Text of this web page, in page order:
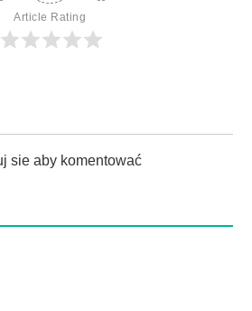
Article Rating
sie aby komentować